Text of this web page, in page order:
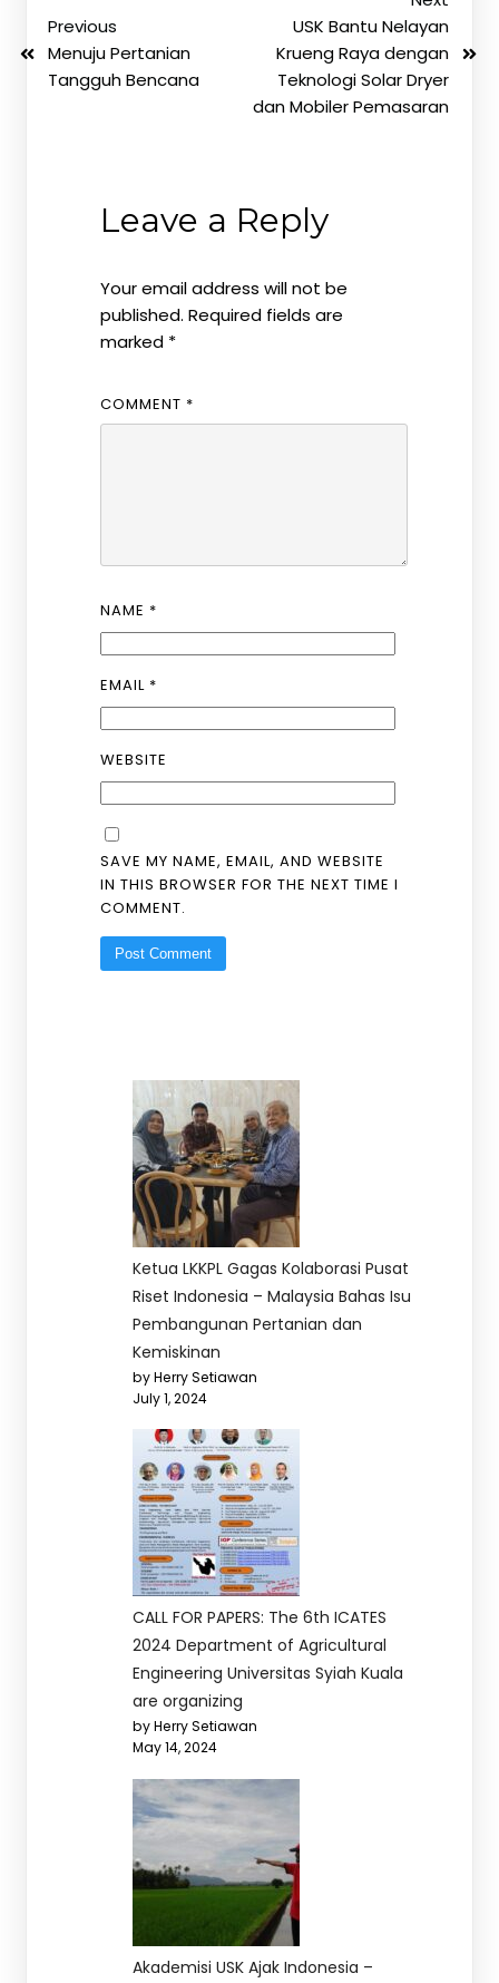
Previous
Menuju Pertanian
Tangguh Bencana
USK Bantu Nelayan
Krueng Raya dengan
Teknologi Solar Dryer
dan Mobiler Pemasaran
Leave a Reply
Your email address will not be
published. Required fields are
marked *
COMMENT *
NAME *
EMAIL *
WEBSITE
SAVE MY NAME, EMAIL, AND WEBSITE
IN THIS BROWSER FOR THE NEXT TIME I
COMMENT.
Ketua LKKPL Gagas Kolaborasi Pusat
Riset Indonesia – Malaysia Bahas Isu
Pembangunan Pertanian dan
Kemiskinan
by Herry Setiawan
July 1, 2024
CALL FOR PAPERS: The 6th ICATES
2024 Department of Agricultural
Engineering Universitas Syiah Kuala
are organizing
by Herry Setiawan
May 14, 2024
Akademisi USK Ajak Indonesia –